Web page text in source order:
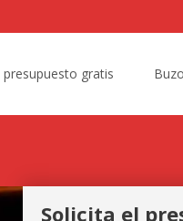
presupuesto gratis
Solicita el